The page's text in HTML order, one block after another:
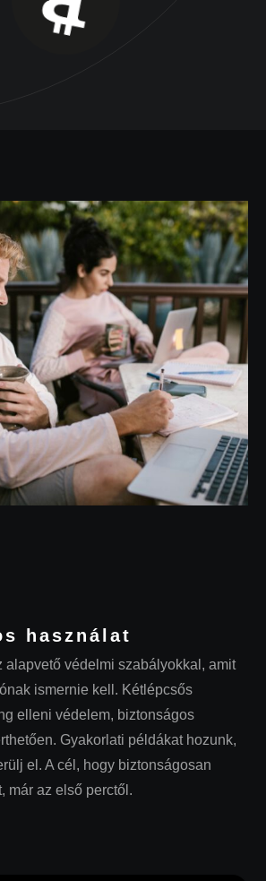
használat
alapvető védelmi szabályokkal, amit
ismernie kell. Kétlépcsős
elleni védelem, biztonságos
Gyakorlati példákat hozunk,
el. A cél, hogy biztonságosan
már az első perctől.